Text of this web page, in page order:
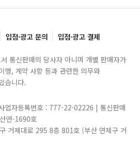
입점·광고 문의 입점·광고 결제
통신판매의 당사자 아니며 개별 판매자가
행, 계약 사항 등과 관련한 의무와
습니다.
업자등록번호 : 777-22-02226 | 통신판매
연-1690호
거제대로 295 8층 801호 (부산 연제구 거